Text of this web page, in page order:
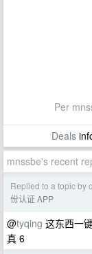
Per
Deals
mnssbe's recent
Replied to a topic by
份认证 APP
@tyqing 这东西一
真 6